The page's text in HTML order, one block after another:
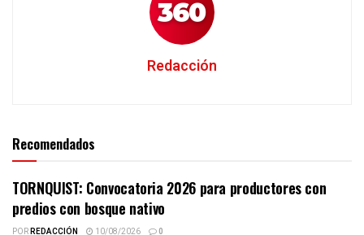
Redacción
Recomendados
TORNQUIST: Convocatoria 2026 para productores con
predios con bosque nativo
PORREDACCIÓN 10/08/2026 0